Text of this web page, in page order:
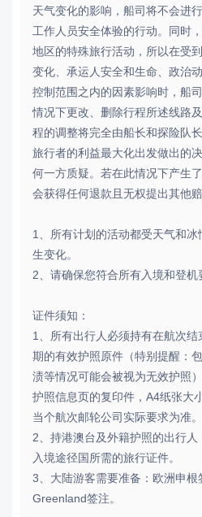
天气变化的影响，船司将不会进
工作人员安全体验的行动。同时
地区的特殊旅行活动，所以在受
变化、承运人安全和生命、政治
控制范围之内的因素影响时，船
情况下更改、删除行程所述线路
程的调整将完全由船长和探险队
旅行者的利益最大化出发做出的
何一方质疑。若在此情况下产生
会获得任何退款且无权提出其他赔
1、所有计划的活动都受天气和
生变化。
2、请确保您符合所有入境和登机
证件须知：
1、所有出行人必须持有在航次
期的有效护照原件（特别提醒：
渍等情况可能会被视为无效护照
护照信息页的复印件，A4纸张大
当个航次邮轮公司实际要求为准。
2、持港澳台及外籍护照的出行
入境途径国所需的旅行证件。
3、大陆游客需要准备：欧洲申根
Greenland签注。